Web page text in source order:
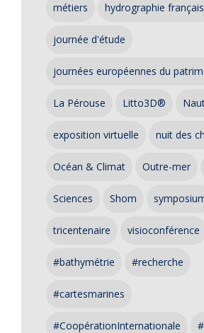
métiers hydrographie
journée d'étude
journées européennes du
La Pérouse Litto3D®
exposition virtuelle nuit des
Océan & Climat Outre-mer
Sciences Shom
tricentenaire visioconférence
#bathymétrie #recherche
#cartesmarines
#CoopérationInternationale